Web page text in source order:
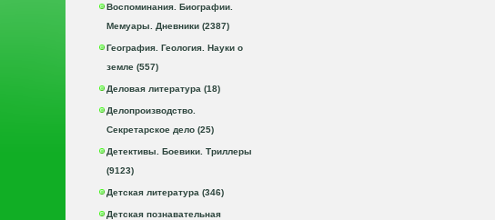
Воспоминания. Биографии.
Мемуары. Дневники (2387)
География. Геология. Науки о
земле (557)
Деловая литература (18)
Делопроизводство.
Секретарское дело (25)
Детективы. Боевики. Триллеры
(9123)
Детская литература (346)
Детская познавательная